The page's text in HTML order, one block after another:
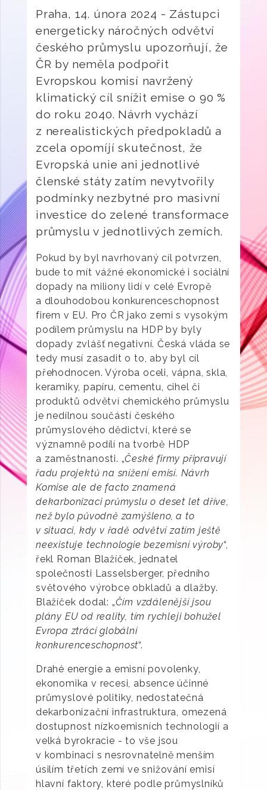
Praha, 14. února 2024 - Zástupci
energeticky náročných odvětví
českého průmyslu upozorňují, že
ČR by neměla podpořit
Evropskou komisí navržený
klimatický cíl snížit emise o 90 %
do roku 2040. Návrh vychází
z nerealistických předpokladů a
zcela opomíjí skutečnost, že
Evropská unie ani jednotlivé
členské státy zatím nevytvořily
podmínky nezbytné pro masivní
investice do zelené transformace
průmyslu v jednotlivých zemích.
Pokud by byl navrhovaný cíl potvrzen,
bude to mít vážné ekonomické i sociální
dopady na miliony lidí v celé Evropě
a dlouhodobou konkurenceschopnost
firem v EU. Pro ČR jako zemi s vysokým
podílem průmyslu na HDP by byly
dopady zvlášť negativní. Česká vláda se
tedy musí zasadit o to, aby byl cíl
přehodnocen. Výroba oceli, vápna, skla,
keramiky, papíru, cementu, cihel či
produktů odvětví chemického průmyslu
je nedílnou součástí českého
průmyslového dědictví, které se
významně podílí na tvorbě HDP
a zaměstnanosti. „České firmy připravují
řadu projektů na snížení emisí. Návrh
Komise ale de facto znamená
dekarbonizaci průmyslu o deset let dříve,
než bylo původně zamýšleno, a to
v situaci, kdy v řadě odvětví zatím ještě
neexistuje technologie bezemisní výroby“,
řekl Roman Blažíček, jednatel
společnosti Lasselsberger, předního
světového výrobce obkladů a dlažby.
Blažíček dodal: „Čím vzdálenější jsou
plány EU od reality, tím rychleji bohužel
Evropa ztrácí globální
konkurenceschopnost“.
Drahé energie a emisní povolenky,
ekonomika v recesi, absence účinné
průmyslové politiky, nedostatečná
dekarbonizační infrastruktura, omezená
dostupnost nízkoemisních technologií a
velká byrokracie - to vše jsou
v kombinaci s nesrovnatelně menším
úsilím třetích zemí ve snižování emisí
hlavní faktory, které podle průmyslníků